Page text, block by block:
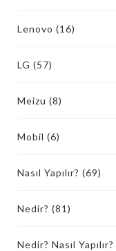
Lenovo (16)
LG (57)
Meizu (8)
Mobil (6)
Nasıl Yapılır? (69)
Nedir? (81)
Nedir? Nasıl Yapılır?